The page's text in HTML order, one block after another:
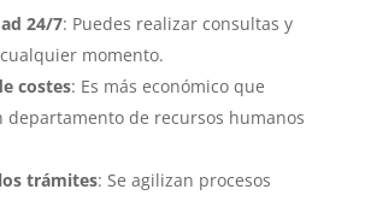
24/7: Puedes realizar consultas y
momento.
costes: Es más económico que
departamento de recursos humanos
trámites: Se agilizan procesos